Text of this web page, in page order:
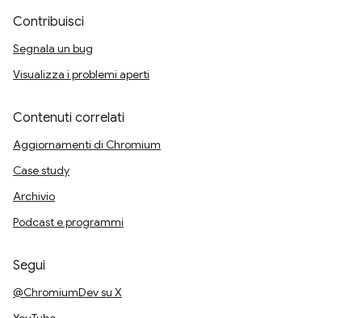
Contribuisci
Segnala un bug
Visualizza i problemi aperti
Contenuti correlati
Aggiornamenti di Chromium
Case study
Archivio
Podcast e programmi
Segui
@ChromiumDev su X